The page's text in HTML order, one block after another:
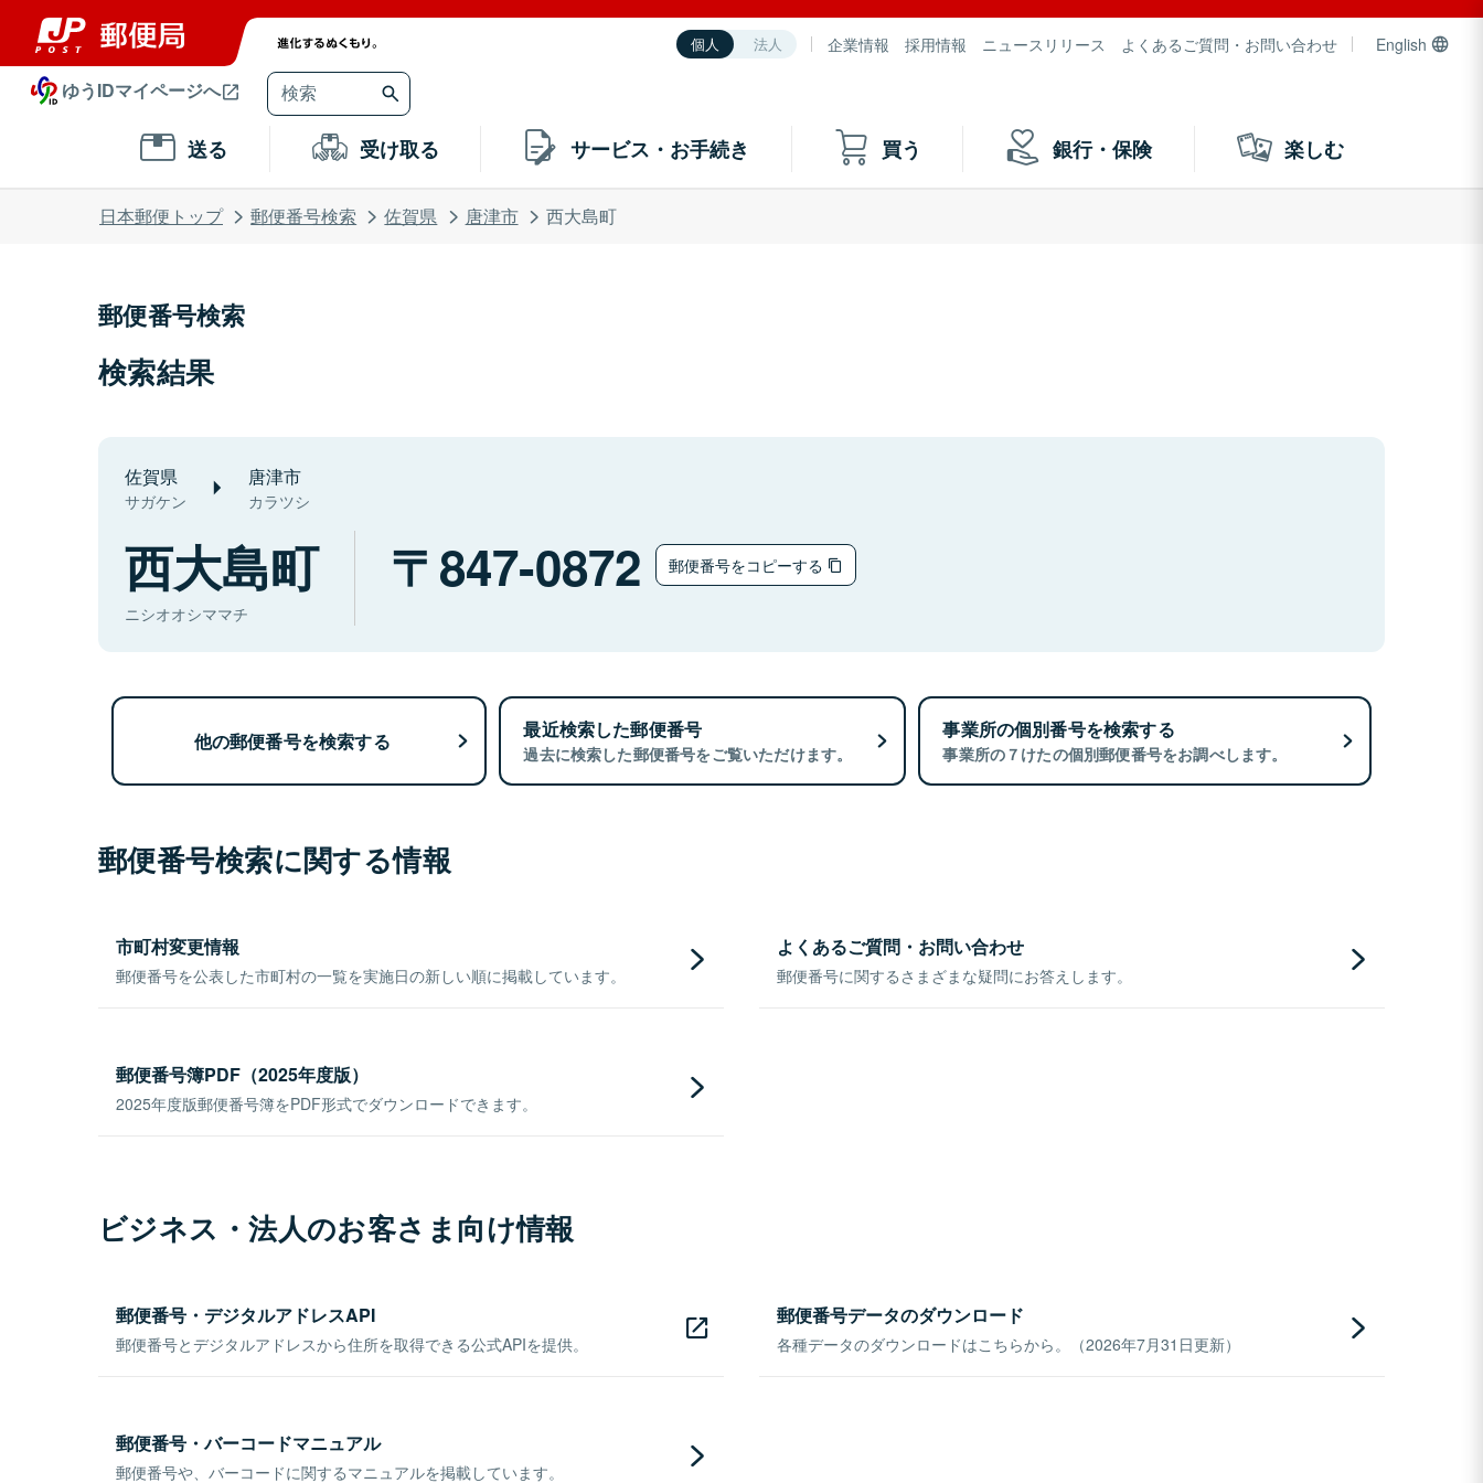
個人 法人 企業情報 採用情報 ニュースリリース よくあるご質問・お問い合わせ English
ゆうIDマイページへ
送る 受け取る サービス・お手続き 買う 銀行・保険 楽しむ
日本郵便トップ 郵便番号検索 佐賀県 唐津市 西大島町
郵便番号検索
検索結果
佐賀県
サガケン
唐津市
カラツシ
西大島町
ニシオオシママチ
847-0872 郵便番号をコピーする
他の郵便番号を検索する 最近検索した郵便番号
過去に検索した郵便番号をご覧いただけます。
事業所の個別番号を検索する
事業所の７けたの個別郵便番号をお調べします。
郵便番号検索に関する情報
市町村変更情報
郵便番号を公表した市町村の一覧を実施日の新しい順に掲載しています。
よくあるご質問・お問い合わせ
郵便番号に関するさまざまな疑問にお答えします。
郵便番号簿PDF（2025年度版）
2025年度版郵便番号簿をPDF形式でダウンロードできます。
ビジネス・法人のお客さま向け情報
郵便番号・デジタルアドレスAPI
郵便番号とデジタルアドレスから住所を取得できる公式APIを提供。
郵便番号データのダウンロード
各種データのダウンロードはこちらから。（2026年7月31日更新）
郵便番号・バーコードマニュアル
郵便番号や、バーコードに関するマニュアルを掲載しています。